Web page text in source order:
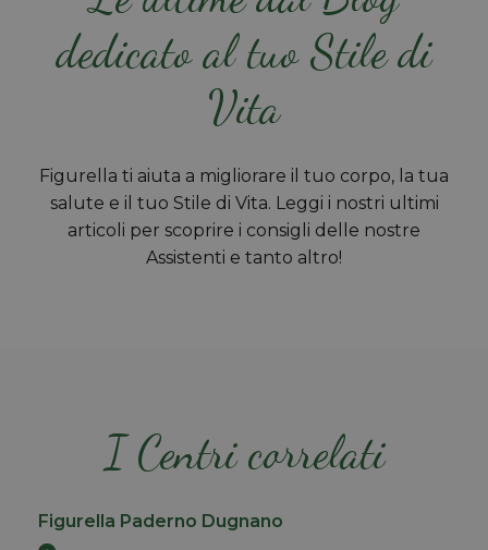
dedicato al tuo Stile di
Vita
Figurella ti aiuta a migliorare il tuo corpo, la tua
salute e il tuo Stile di Vita. Leggi i nostri ultimi
articoli per scoprire i consigli delle nostre
Assistenti e tanto altro!
I Centri correlati
Figurella Paderno Dugnano